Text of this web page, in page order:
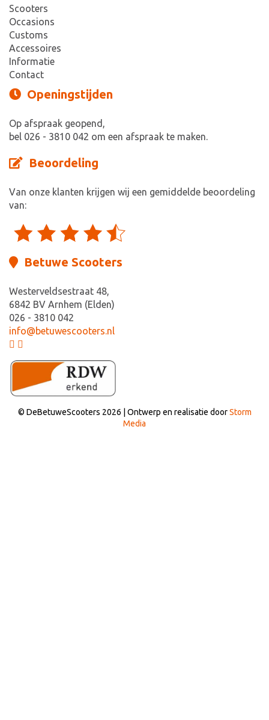
Scooters
Occasions
Customs
Accessoires
Informatie
Contact
Openingstijden
Op afspraak geopend,
bel 026 - 3810 042 om een afspraak te maken.
Beoordeling
Van onze klanten krijgen wij een gemiddelde beoordeling
van:
Betuwe Scooters
Westerveldsestraat 48,
6842 BV Arnhem (Elden)
026 - 3810 042
info@betuwescooters.nl
© DeBetuweScooters 2026 | Ontwerp en realisatie doorStorm
Media